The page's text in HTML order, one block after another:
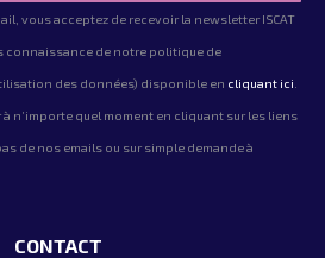
vous acceptez de recevoir la newsletter ISCAT
connaissance de notre politique de
des données) disponible en cliquant ici
n’importe quel moment en cliquant sur les liens
de nos emails ou sur simple demande à
CONTACT